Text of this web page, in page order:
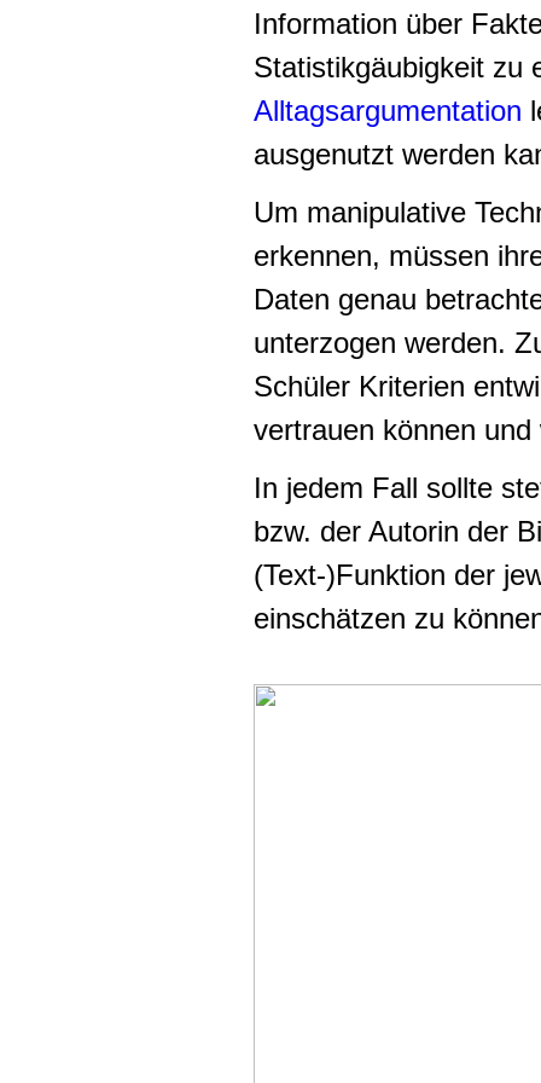
Information über
Statistikgäubigkeit zu
Alltagsargumentation
ausgenutzt werden
Um manipulative
erkennen, müssen
Daten genau
unterzogen werden.
Schüler Kriterien
vertrauen können
In jedem Fall sollte
bzw. der Autorin der
(Text-)Funktion der
einschätzen zu